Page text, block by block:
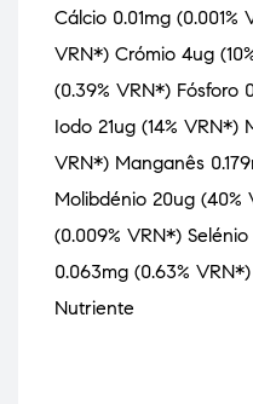
Cálcio 0.01mg (0.001%
VRN*) Crómio 4ug
(0.39% VRN*) Fósforo
Iodo 21ug (14% VRN*)
VRN*) Manganês
Molibdénio 20ug (40%
(0.009% VRN*)
0.063mg (0.63%
Nutriente